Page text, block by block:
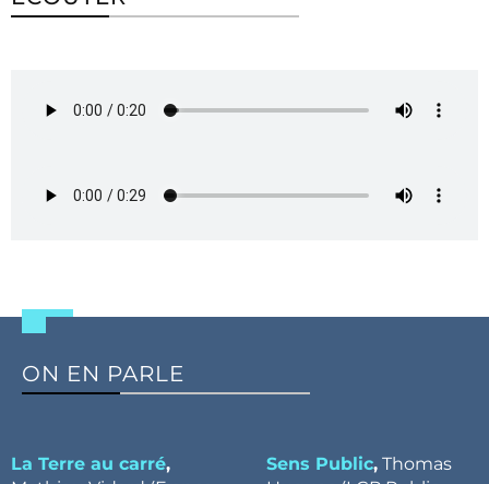
ON EN PARLE
La Terre au carré,
Sens Public, Thomas